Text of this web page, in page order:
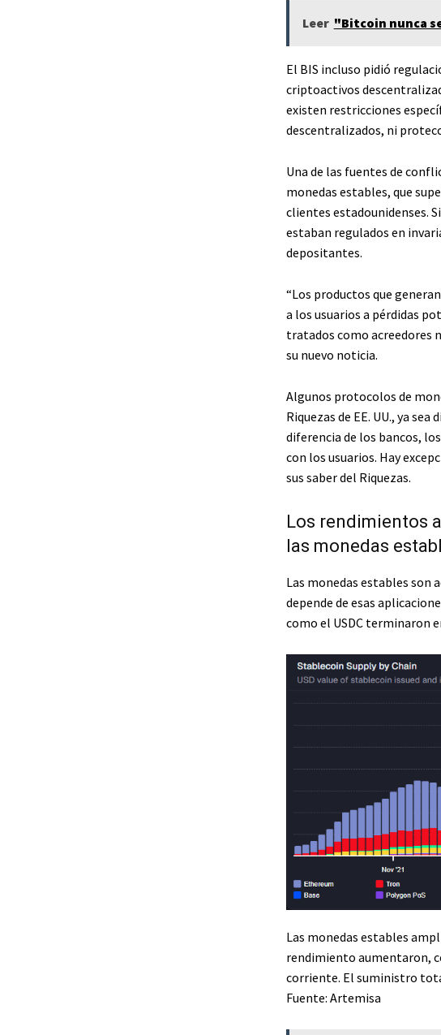
Leer "Bitcoin nunca
El BIS incluso pidió
criptoactivos
existen restricciones
descentralizados, ni
Una de las fuentes de
monedas estables, que
clientes estadounidenses.
estaban regulados en
depositantes.
“Los productos que
a los usuarios a pérdidas
tratados como acreedores
su nuevo noticia.
Algunos protocolos de
Riquezas de EE. UU., ya
diferencia de los bancos,
con los usuarios. Hay
sus saber del Riquezas.
Los rendimientos
las monedas
Las monedas estables
depende de esas
como el USDC terminaron
Las monedas estables
rendimiento aumentaron,
corriente. El suministro
Fuente: Artemisa